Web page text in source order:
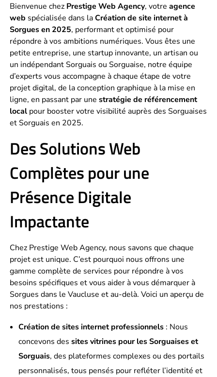
Bienvenue chez Prestige Web Agency, votre agence
web spécialisée dans laCréation de site internet à
Sorgues en 2025, performant et optimisé pour
répondre à vos ambitions numériques. Vous êtes une
petite entreprise, une startup innovante, un artisan ou
un indépendant Sorguais ou Sorguaise, notre équipe
d’experts vous accompagne à chaque étape de votre
projet digital, de la conception graphique à la mise en
ligne, en passant par une stratégie de référencement
local pour booster votre visibilité auprès des Sorguaises
et Sorguais en 2025.
Des Solutions Web
Complètes pour une
Présence Digitale
Impactante
Chez Prestige Web Agency, nous savons que chaque
projet est unique. C’est pourquoi nous offrons une
gamme complète de services pour répondre à vos
besoins spécifiques et vous aider à vous démarquer à
Sorgues dans le Vaucluse et au-delà. Voici un aperçu de
nos prestations :
Création de sites internet professionnels: Nous
concevons des sites vitrines pour les Sorguaises et
Sorguais, des plateformes complexes ou des portails
personnalisés, tous pensés pour refléter l’identité et